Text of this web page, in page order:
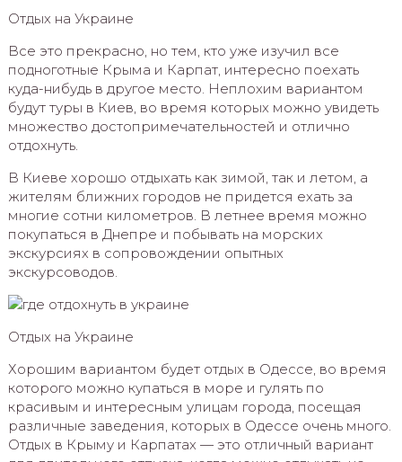
Отдых на Украине
Все это прекрасно, но тем, кто уже изучил все
подноготные Крыма и Карпат, интересно поехать
куда-нибудь в другое место. Неплохим вариантом
будут туры в Киев, во время которых можно увидеть
множество достопримечательностей и отлично
отдохнуть.
В Киеве хорошо отдыхать как зимой, так и летом, а
жителям ближних городов не придется ехать за
многие сотни километров. В летнее время можно
покупаться в Днепре и побывать на морских
экскурсиях в сопровождении опытных
экскурсоводов.
Отдых на Украине
Хорошим вариантом будет отдых в Одессе, во время
которого можно купаться в море и гулять по
красивым и интересным улицам города, посещая
различные заведения, которых в Одессе очень много.
Отдых в Крыму и Карпатах — это отличный вариант